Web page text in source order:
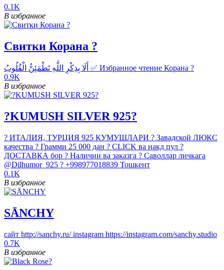
0.1K
В избранное
Свитки Корана ?
أَلَا بِذِكْرِ اللَّهِ تَطْمَئِنُّ الْقُلُوبُ ✅ Избранное чтение Корана ?
0.9K
В избранное
?KUMUSH SILVER 925?
? ИТАЛИЯ, ТУРЦИЯ 925 КУМУШЛАРИ ? Завадской ЛЮКС
качества ? Грамми 25 000 дан ?️ CLICK ва накд пул ?
ДОСТАВКА бор ? Наличии ва заказга ? Саволлар личкага
@Dilhumor_925 ? +998977018839 Тошкент
0.1K
В избранное
SĀNCHY
сайт http://sanchy.ru/ instagram https://instagram.com/sanchy.studio
0.7K
В избранное